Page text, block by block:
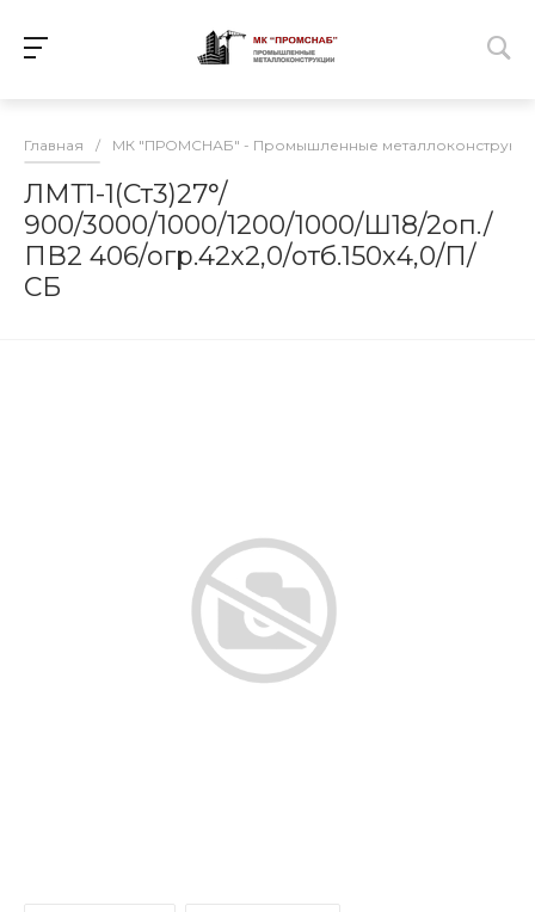
Главная / МК "ПРОМСНАБ" - Промышленные
ЛМТ1-1(Ст3)27°/
900/3000/1000/1200/1000/Ш18/2оп./
ПВ2 406/огр.42х2,0/отб.150х4,0/П/
СБ